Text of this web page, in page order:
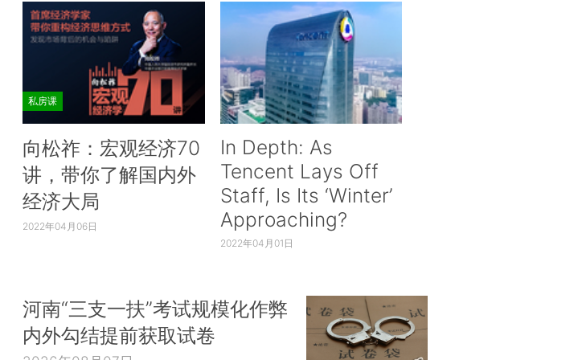
私房课
向松祚：宏观经济70
讲，带你了解国内外
经济大局
2022年04月06日
In Depth: As
Tencent Lays Off
Staff, Is Its ‘Winter’
Approaching?
2022年04月01日
河南“三支一扶”考试规模化作弊
内外勾结提前获取试卷